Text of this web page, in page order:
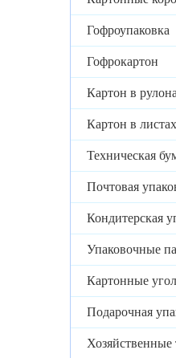
Гофроупаковка
Гофрокартон
Картон в
Картон в листах
Техническая
Почтовая
Кондитерская
Упаковочные
Картонные
Подарочная
Хозяйственные